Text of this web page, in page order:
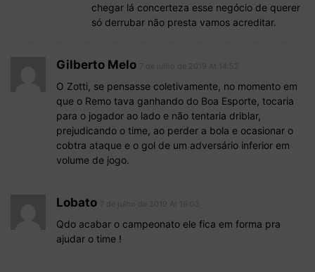
chegar lá concerteza esse negócio de querer
só derrubar não presta vamos acreditar.
Gilberto Melo
O Zotti, se pensasse coletivamente, no momento em
que o Remo tava ganhando do Boa Esporte, tocaria
para o jogador ao lado e não tentaria driblar,
prejudicando o time, ao perder a bola e ocasionar o
cobtra ataque e o gol de um adversário inferior em
volume de jogo.
Lobato
Qdo acabar o campeonato ele fica em forma pra
ajudar o time !